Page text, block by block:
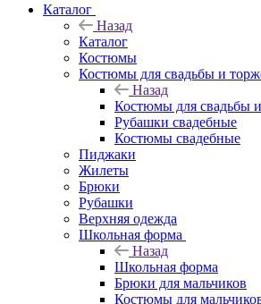
Каталог
Назад
Каталог
Костюмы
Костюмы для свадьбы и
Назад
Костюмы для свадьбы
Рубашки свадебные
Костюмы свадебные
Пиджаки
Жилеты
Брюки
Рубашки
Верхняя одежда
Школьная форма
Назад
Школьная форма
Брюки для мальчиков
Костюмы для